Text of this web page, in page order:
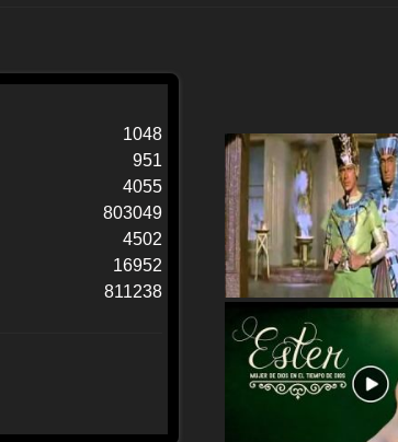
1048
951
4055
803049
4502
16952
811238